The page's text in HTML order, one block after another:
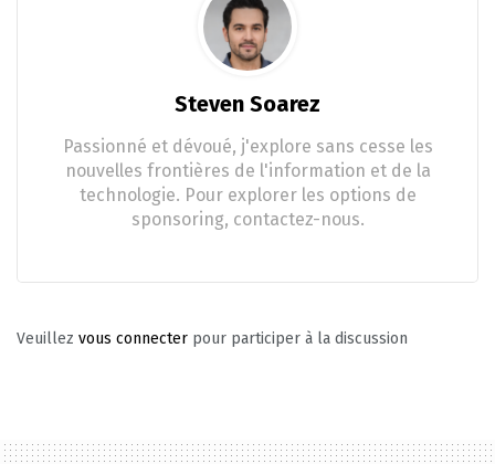
Steven Soarez
Passionné et dévoué, j'explore sans cesse les
nouvelles frontières de l'information et de la
technologie. Pour explorer les options de
sponsoring, contactez-nous.
Veuillez vous connecter pour participer à la discussion